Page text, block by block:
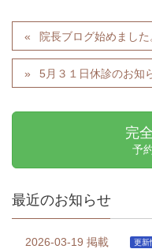
院長ブログ始めました
5月３１日休診のお知
完
予
最近のお知らせ
2026-03-19 更新